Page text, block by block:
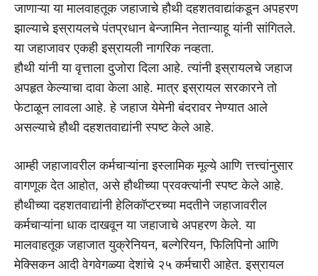
जाणाऱ्या या मालवाहतूक जहाजाचे हौथी दहशतवाद्यांकडून अपहरण
झाल्याचे इस्रायलचे पंतप्रधान बेन्जामिन नेतान्याहू यांनी सांगितले.
या जहाजावर एकही इस्रायली नागरिक नव्हता.
हौथी यांनी या वृत्ताला दुजोरा दिला आहे. त्यांनी इस्रायलचे जहाज
अपहृत केल्याचा दावा केला आहे. मात्र इस्रायल सरकारने तो
फेटाळून लावला आहे. हे जहाज येमेनी बंदरावर नेण्यात आले
असल्याचे हौथी दहशतवाद्यांनी स्पष्ट केले आहे.
आम्ही जहाजावरील कर्मचाऱ्यांना इस्लामिक मूल्ये आणि त्तत्त्वांनुसार
वागणूक देत आहोत, असे हौथीच्या प्रवक्त्यांनी स्पष्ट केले आहे.
हौथीच्या दहशतवाद्यांनी हेलिकॉप्टरच्या मदतीने जहाजावरील
कर्मचाऱ्यांना धाक दाखवून या जहाजाचे अपहरण केले. या
मालवाहतूक जहाजात युक्रेनियन, बल्गेरियन, फिलिपिनो आणि
मेक्सिकन आदी वेगवेगळ्या देशांचे २५ कर्मचारी आहेत. इस्रायल